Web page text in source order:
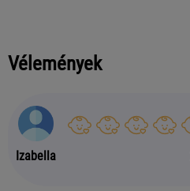
Vélemények
Izabella